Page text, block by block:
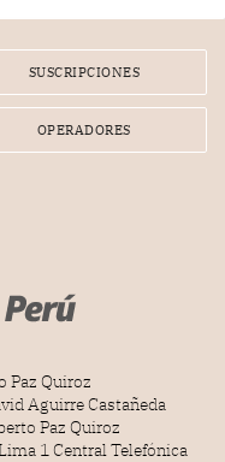
and greet con
SUSCRIPCIONES
OPERADORES
Paz Quiroz
Aguirre Castañeda
Paz Quiroz
1 Central Telefónica